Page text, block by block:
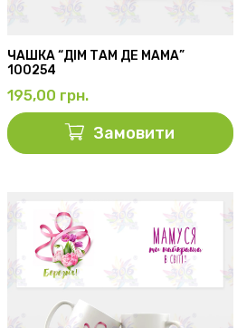
ЧАШКА “ДІМ ТАМ ДЕ МАМА”
100254
195,00 грн.
Замовити